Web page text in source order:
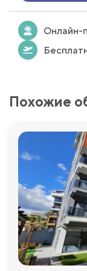
Онлайн-
Похожие